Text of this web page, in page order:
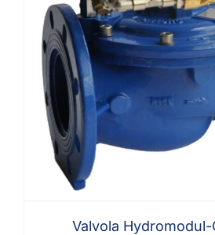
Valvola Hydromodul-